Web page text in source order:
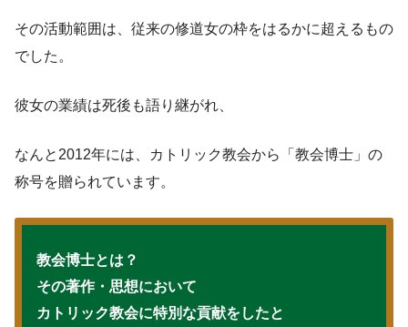
その活動範囲は、従来の修道女の枠をはるかに超えるもの
でした。
彼女の業績は死後も語り継がれ、
なんと2012年には、カトリック教会から「教会博士」の
称号を贈られています。
教会博士とは？
その著作・思想において
カトリック教会に特別な貢献をしたと